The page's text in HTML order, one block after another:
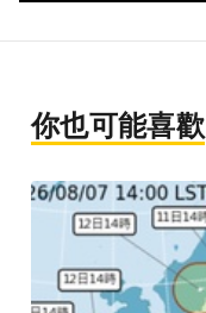
你也可能喜歡